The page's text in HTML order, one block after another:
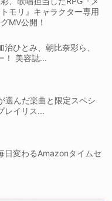
モリ』キャラクター専用
MV公開！
ひとみ、朝比奈彩ら、
！ 美容誌...
選んだ楽曲と限定スペシ
レイリス...
日変わるAmazonタイムセ